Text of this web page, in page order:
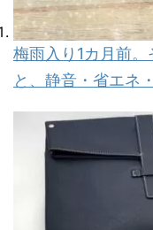
梅雨入り1カ月前
と、静音・省エネ